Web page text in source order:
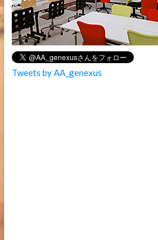
Tweets by AA_genexus